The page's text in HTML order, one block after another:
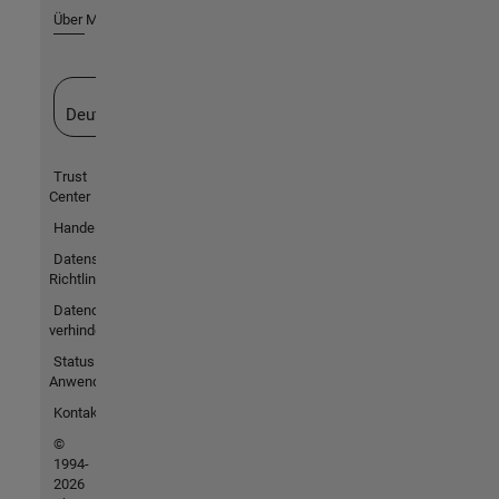
Über MathWorks
Deutschland
Trust
Center
Handelsmarken
Datenschutz-
Richtlinien
Datendiebstahl
verhindern
Status von
Anwendungen
Kontakt
©
1994-
2026